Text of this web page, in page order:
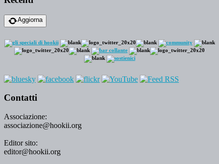
Aggiorna
Contatti
Associazione:
associazione@hookii.org
Editor sito:
editor@hookii.org